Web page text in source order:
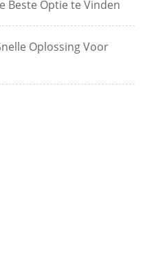
Beste Optie te Vinden
Oplossing Voor